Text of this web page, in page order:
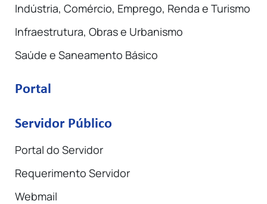
Indústria, Comércio, Emprego, Renda e Turismo
Infraestrutura, Obras e Urbanismo
Saúde e Saneamento Básico
Portal
Servidor Público
Portal do Servidor
Requerimento Servidor
Webmail